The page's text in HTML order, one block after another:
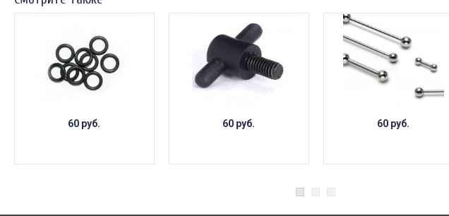
60 руб. 60 руб. 60 руб.